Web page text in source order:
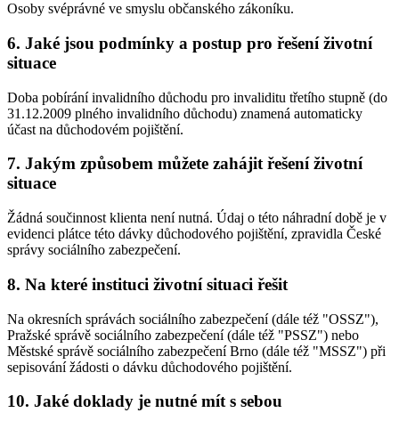
Osoby svéprávné ve smyslu občanského zákoníku.
6. Jaké jsou podmínky a postup pro řešení životní
situace
Doba pobírání invalidního důchodu pro invaliditu třetího stupně (do
31.12.2009 plného invalidního důchodu) znamená automaticky
účast na důchodovém pojištění.
7. Jakým způsobem můžete zahájit řešení životní
situace
Žádná součinnost klienta není nutná. Údaj o této náhradní době je v
evidenci plátce této dávky důchodového pojištění, zpravidla České
správy sociálního zabezpečení.
8. Na které instituci životní situaci řešit
Na okresních správách sociálního zabezpečení (dále též "OSSZ"),
Pražské správě sociálního zabezpečení (dále též "PSSZ") nebo
Městské správě sociálního zabezpečení Brno (dále též "MSSZ") při
sepisování žádosti o dávku důchodového pojištění.
10. Jaké doklady je nutné mít s sebou